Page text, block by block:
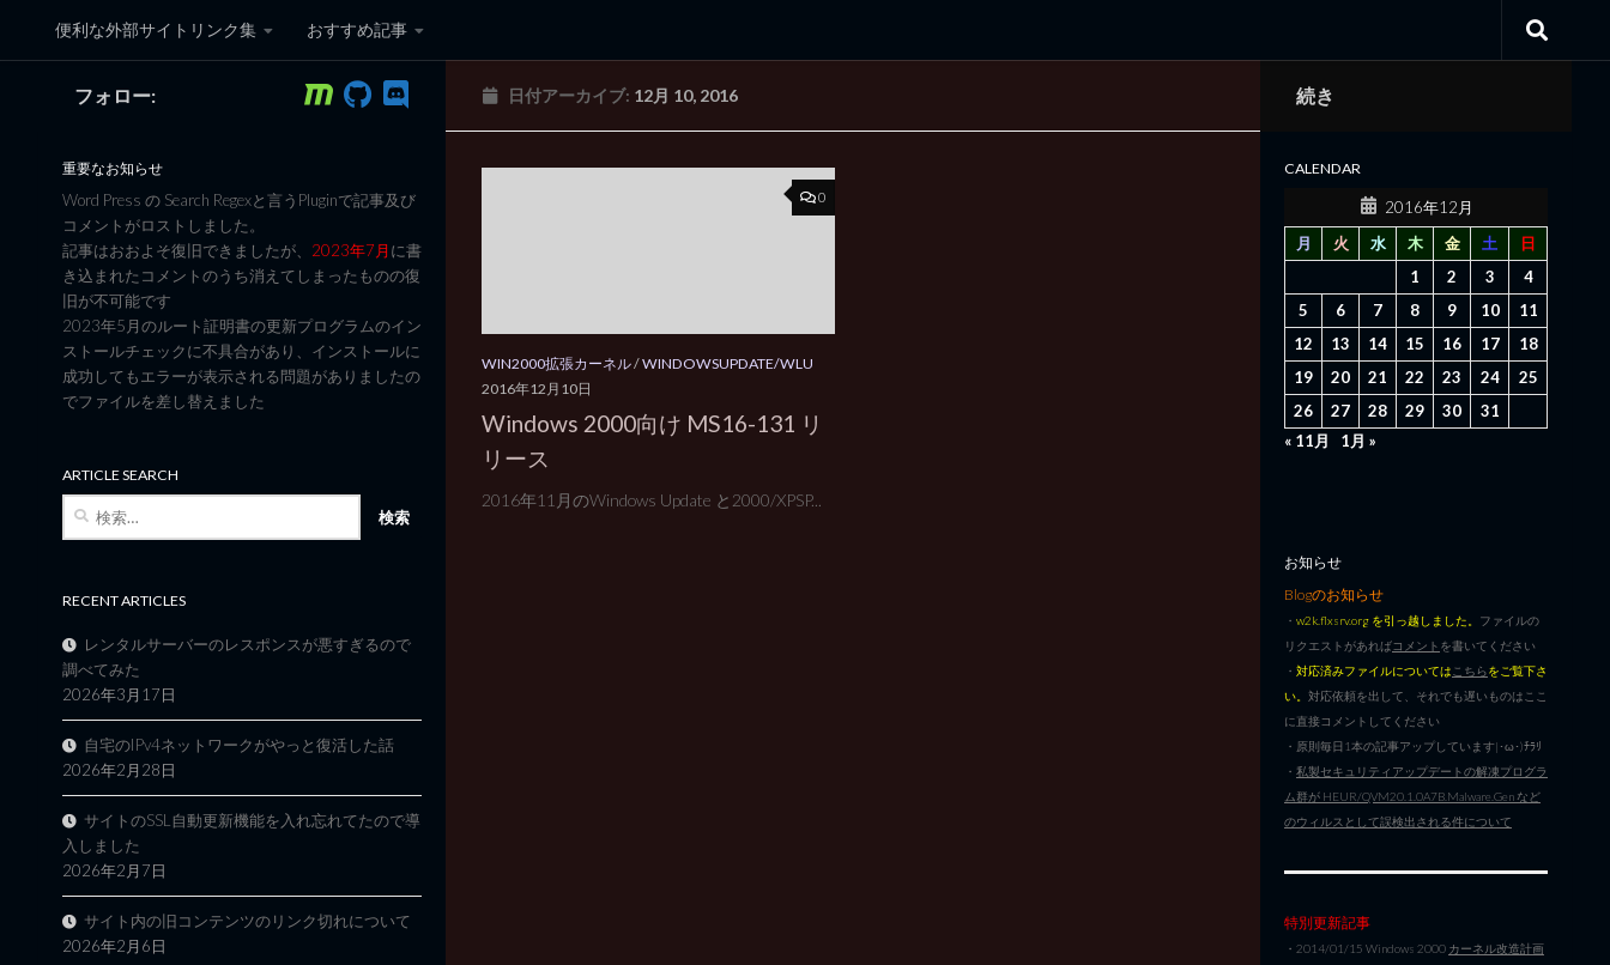
コンテンツへスキップ
便利な外部サイトリンク集 おすすめ記事
黒翼猫のコンピュータ日記 3rd Edition
日付アーカイブ: 12月 10, 2016
0
WIN2000拡張カーネル/WINDOWSUPDATE/WLU
2016年12月10日
Windows 2000向け MS16-131 リ
リース
2016年11月のWindows Update と2000/XPSP...
フォロー:
重要なお知らせ
Word Press の Search Regexと言うPluginで記事及び
コメントがロストしました。
記事はおおよそ復旧できましたが、 2023年7月に書
き込まれたコメントのうち消えてしまったものの復
旧が不可能です
2023年5月のルート証明書の更新プログラムのイン
ストールチェックに不具合があり、インストールに
成功してもエラーが表示される問題がありましたの
でファイルを差し替えました
ARTICLE SEARCH
RECENT ARTICLES
レンタルサーバーのレスポンスが悪すぎるので
調べてみた
2026年3月17日
自宅のIPv4ネットワークがやっと復活した話
2026年2月28日
サイトのSSL自動更新機能を入れ忘れてたので導
入しました
2026年2月7日
サイト内の旧コンテンツのリンク切れについて
2026年2月6日
続き
CALENDAR
2016年12月
月
火 水 木 金 土
日
1
2 3
4
5
6 7 8 9 10
11
12
13 14 15 16 17
18
19
20 21 22 23 24
25
26
27 28 29 30
31
« 11月
1月 »
お知らせ
Blogのお知らせ
・ w2k.flxsrv.org を引っ越しました。 ファイルの
リクエストがあればコメント を書いてください
・ 対応済みファイルについては こちらをご覧下さ
い。 対応依頼を出して、それでも遅いものはここ
に直接コメントしてください
・原則毎日1本の記事アップしています|･ω･)ﾁﾗﾘ
・ 私製セキュリティアップデートの解凍プログラ
ム群が HEUR/QVM20.1.0A7B.Malware.Gen など
のウィルスとして誤検出される件について
特別更新記事
・2014/01/15 Windows 2000 カーネル改造計画